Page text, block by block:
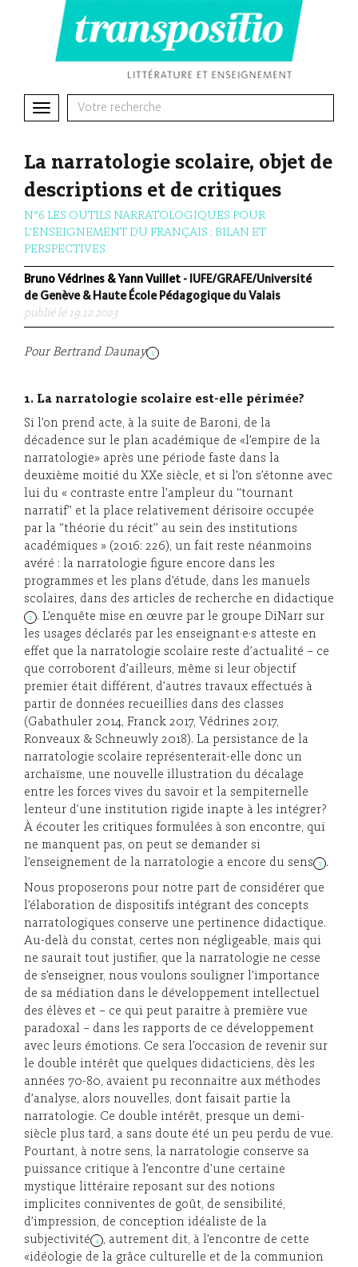
Toggle
La narratologie scolaire, objet de
descriptions et de critiques
N°6 LES OUTILS NARRATOLOGIQUES POUR
L'ENSEIGNEMENT DU FRANÇAIS : BILAN ET
PERSPECTIVES
Bruno Védrines & Yann Vuillet - IUFE/GRAFE/Université
de Genève & Haute École Pédagogique du Valais
publié le 19.12.2023
Pour Bertrand Daunay 1
1. La narratologie scolaire est-elle périmée?
Si l’on prend acte, à la suite de Baroni, de la
décadence sur le plan académique de «l’empire de la
narratologie» après une période faste dans la
deuxième moitié du XXe siècle, et si l’on s’étonne avec
lui du « contraste entre l’ampleur du ‘‘tournant
narratif’’ et la place relativement dérisoire occupée
par la ‘’théorie du récit’’ au sein des institutions
académiques » (2016: 226), un fait reste néanmoins
avéré : la narratologie figure encore dans les
programmes et les plans d’étude, dans les manuels
scolaires, dans des articles de recherche en didactique
2
. L’enquête mise en œuvre par le groupe DiNarr sur
les usages déclarés par les enseignant·e·s atteste en
effet que la narratologie scolaire reste d’actualité – ce
que corroborent d’ailleurs, même si leur objectif
premier était différent, d’autres travaux effectués à
partir de données recueillies dans des classes
(Gabathuler 2014, Franck 2017, Védrines 2017,
Ronveaux & Schneuwly 2018). La persistance de la
narratologie scolaire représenterait-elle donc un
archaïsme, une nouvelle illustration du décalage
entre les forces vives du savoir et la sempiternelle
lenteur d’une institution rigide inapte à les intégrer?
À écouter les critiques formulées à son encontre, qui
ne manquent pas, on peut se demander si
l’enseignement de la narratologie a encore du sens
3
.
Nous proposerons pour notre part de considérer que
l’élaboration de dispositifs intégrant des concepts
narratologiques conserve une pertinence didactique.
Au-delà du constat, certes non négligeable, mais qui
ne saurait tout justifier, que la narratologie ne cesse
de s’enseigner, nous voulons souligner l’importance
de sa médiation dans le développement intellectuel
des élèves et – ce qui peut paraitre à première vue
paradoxal – dans les rapports de ce développement
avec leurs émotions. Ce sera l’occasion de revenir sur
le double intérêt que quelques didacticiens, dès les
années 70-80, avaient pu reconnaitre aux méthodes
d’analyse, alors nouvelles, dont faisait partie la
narratologie. Ce double intérêt, presque un demi-
siècle plus tard, a sans doute été un peu perdu de vue.
Pourtant, à notre sens, la narratologie conserve sa
puissance critique à l’encontre d’une certaine
mystique littéraire reposant sur des notions
implicites conniventes de goût, de sensibilité,
d’impression, de conception idéaliste de la
subjectivité
4
, autrement dit, à l’encontre de cette
«idéologie de la grâce culturelle et de la communion